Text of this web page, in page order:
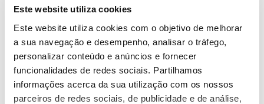
Este website utiliza cookies
Este website utiliza cookies com o objetivo de melhorar
a sua navegação e desempenho, analisar o tráfego,
personalizar conteúdo e anúncios e fornecer
funcionalidades de redes sociais. Partilhamos
informações acerca da sua utilização com os nossos
parceiros de redes sociais, de publicidade e de análise,
O acesso a qualquer outro website, mediante uma
responsabilidade do Utilizador.
A política de privacidade deste website
e exclusivamente às páginas web que podem ser
consultados sob o domínio www.secil.pt.